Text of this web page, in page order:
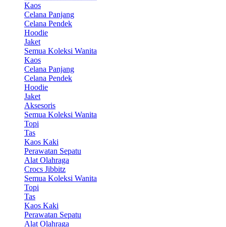
Kaos
Celana Panjang
Celana Pendek
Hoodie
Jaket
Semua Koleksi Wanita
Kaos
Celana Panjang
Celana Pendek
Hoodie
Jaket
Aksesoris
Semua Koleksi Wanita
Topi
Tas
Kaos Kaki
Perawatan Sepatu
Alat Olahraga
Crocs Jibbitz
Semua Koleksi Wanita
Topi
Tas
Kaos Kaki
Perawatan Sepatu
Alat Olahraga